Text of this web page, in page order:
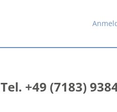
Tel. +49 (7183)